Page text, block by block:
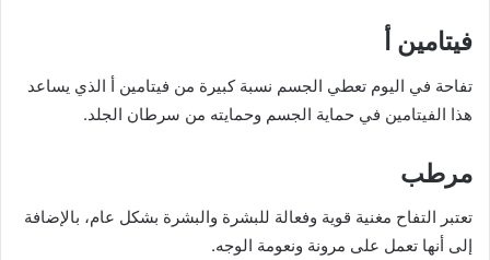
فيتامين أ
تفاحة في اليوم تعطي الجسم نسبة كبيرة من فيتامين أ الذي يساعد
هذا الفيتامين في حماية الجسم وحمايته من سرطان الجلد.
مرطب
تعتبر التفاح مغنية قوية وفعالة للبشرة والبشرة بشكل عام، بالإضافة
إلى أنها تعمل على مرونة ونعومة الوجه.